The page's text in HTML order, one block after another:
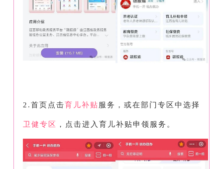
2.首页点击育儿补贴 服务，或在部门专区中选择
卫健专区 ，点击进入育儿补贴申领服务。